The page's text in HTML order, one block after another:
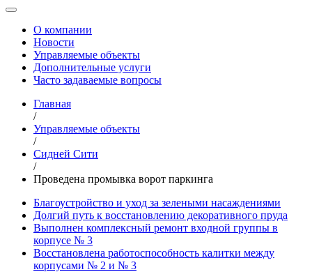
О компании
Новости
Управляемые объекты
Дополнительные услуги
Часто задаваемые вопросы
Главная
/
Управляемые объекты
/
Сидней Сити
/
Проведена промывка ворот паркинга
Благоустройство и уход за зелеными насаждениями
Долгий путь к восстановлению декоративного пруда
Выполнен комплексный ремонт входной группы в
корпусе № 3
Восстановлена работоспособность калитки между
корпусами № 2 и № 3